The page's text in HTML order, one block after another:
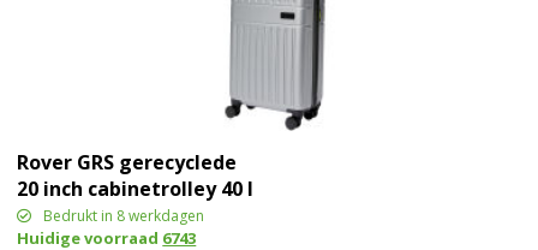
Rover GRS gerecyclede
20 inch cabinetrolley 40 l
Bedrukt in 8 werkdagen
Huidige voorraad 6743